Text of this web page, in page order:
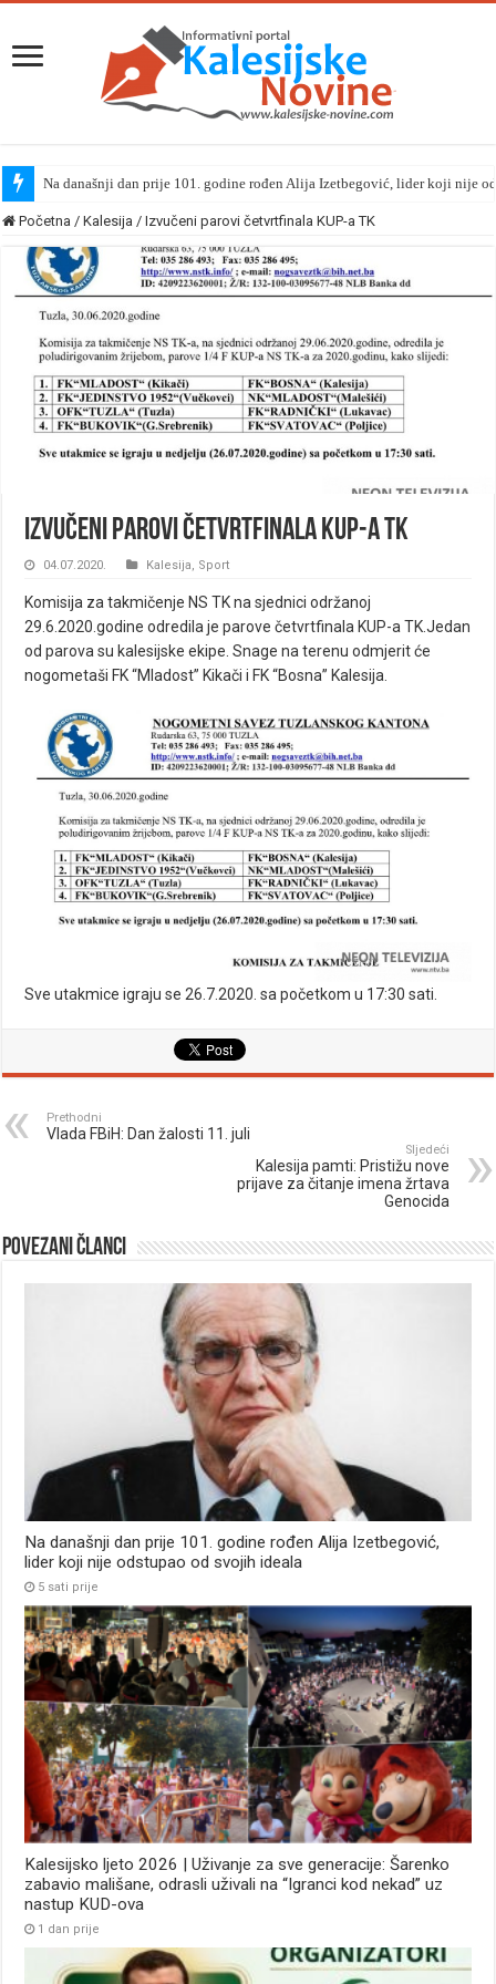
Na današnji dan prije 101. godine rođen Alija Izetbegović, lider koji nije
Početna / Kalesija / Izvučeni parovi četvrtfinala KUP-a TK
Izvučeni parovi četvrtfinala KUP-a TK
04.07.2020. Kalesija, Sport
Komisija za takmičenje NS TK na sjednici održanoj
29.6.2020.godine odredila je parove četvrtfinala KUP-a TK.Jedan
od parova su kalesijske ekipe. Snage na terenu odmjerit će
nogometaši FK “Mladost” Kikači i FK “Bosna” Kalesija.
Sve utakmice igraju se 26.7.2020. sa početkom u 17:30 sati.
Prethodni
Vlada FBiH: Dan žalosti 11. juli
Sljedeći
Kalesija pamti: Pristižu nove
prijave za čitanje imena žrtava
Genocida
Povezani članci
Na današnji dan prije 101. godine rođen Alija Izetbegović,
lider koji nije odstupao od svojih ideala
5 sati prije
Kalesijsko ljeto 2026 | Uživanje za sve generacije: Šarenko
zabavio mališane, odrasli uživali na “Igranci kod nekad” uz
nastup KUD-ova
1 dan prije